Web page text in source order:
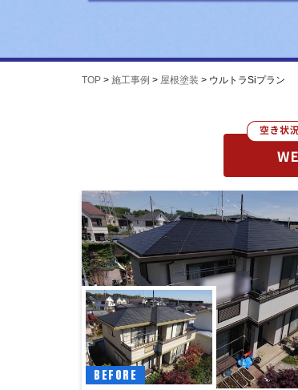
TOP > 施工事例 > 屋根塗装 > ウルトラSiプラン
BEFORE